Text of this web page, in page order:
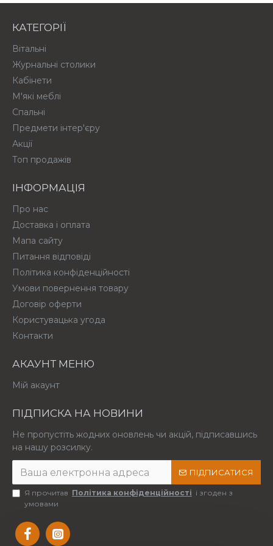
КАТЕГОРІЇ
Вітальні
Журнальні столики
Кабінети
М'які меблі
Спальні
Предмети інтер'єру
Акції
Топ продажів
ІНФОРМАЦІЯ
Про нас
Доставка і оплата
Мапа сайту
Питання відповіді
Політика конфіденційності
Умови повернення товару
Договір оферти
Користувацька угода
Контакти
АКАУНТ МЕНЮ
Мій акаунт
ПІДПИСКА НА НОВИНИ
Не пропустіть жодних оновлень чи акцій, підписавшись
на нашу розсилку.
ПІДПИСАТИСЯ
Я прочитав Політика конфіденційності і згоден з
умовами